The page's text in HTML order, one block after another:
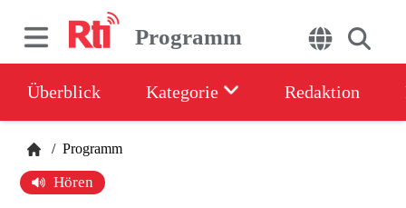
Programm
Überblick Kategorie Redaktion
/ Programm
Hören